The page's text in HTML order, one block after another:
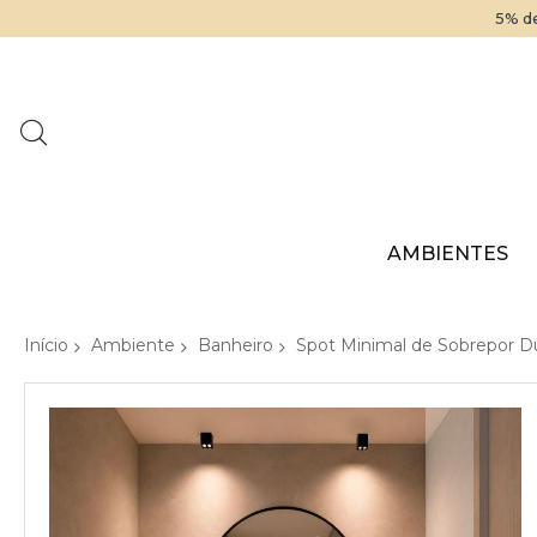
5%
AMBIENTES
Início Ambiente Banheiro Spot Minimal de Sobrepor